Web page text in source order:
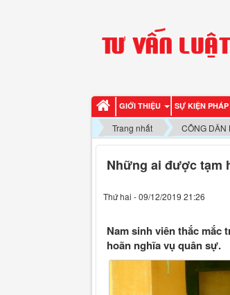
GIỚI THIỆU SỰ KIỆN PHÁP
Trang nhất CÔNG DÂN
Những ai được tạm
Thứ hai - 09/12/2019 21:26
Nam sinh viên thắc
hoãn nghĩa vụ quân sự.